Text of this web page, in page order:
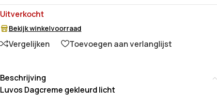
Uitverkocht
Bekijk winkelvoorraad
Vergelijken Toevoegen aan verlanglijst
Beschrijving
Luvos Dagcreme gekleurd licht